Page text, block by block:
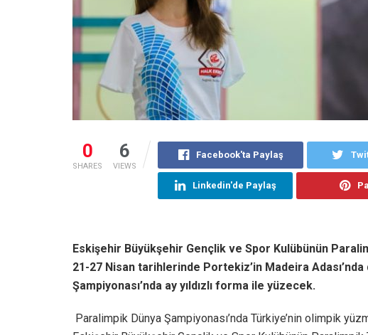
0
SHARES
6
VIEWS
Facebook'ta Paylaş
Linkedin'de Paylaş
Eskişehir Büyükşehir Gençlik ve Spor Kulübünün
21-27 Nisan tarihlerinde Portekiz’in Madeira
Şampiyonası’nda ay yıldızlı forma ile yüzecek.
Paralimpik Dünya Şampiyonası’nda Türkiye’nin olimpik